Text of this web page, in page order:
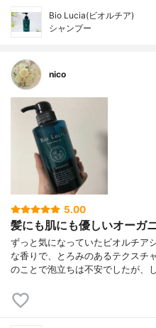
Bio Lucia(ビオルチア)
シャンプー
nico
5.00
髪にも肌にも優しいオーガ
ずっと気になっていたビオルチア
な香りで、とろみのあるテクスチ
のことで泡立ちは不安でしたが、